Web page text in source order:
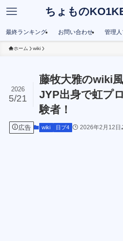
ちょもの
最終ランキング お問い合わせ 管理
ホーム wiki
藤牧大雅のwiki
JYP出身で虹プ
験者！
2026
5/21
広告 wiki 日プ4 2026年2月12日